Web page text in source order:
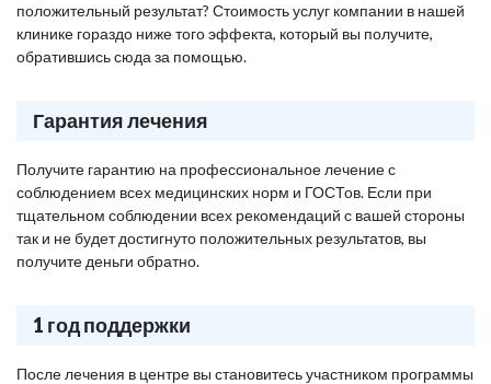
положительный результат? Стоимость услуг компании в нашей
клинике гораздо ниже того эффекта, который вы получите,
обратившись сюда за помощью.
Гарантия лечения
Получите гарантию на профессиональное лечение с
соблюдением всех медицинских норм и ГОСТов. Если при
тщательном соблюдении всех рекомендаций с вашей стороны
так и не будет достигнуто положительных результатов, вы
получите деньги обратно.
1 год поддержки
После лечения в центре вы становитесь участником программы